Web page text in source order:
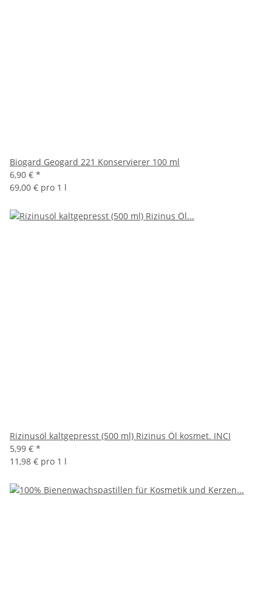
Biogard Geogard 221 Konservierer 100 ml
6,90 € *
69,00 € pro 1 l
Rizinusöl kaltgepresst (500 ml) Rizinus Öl kosmet. INCI
5,99 € *
11,98 € pro 1 l